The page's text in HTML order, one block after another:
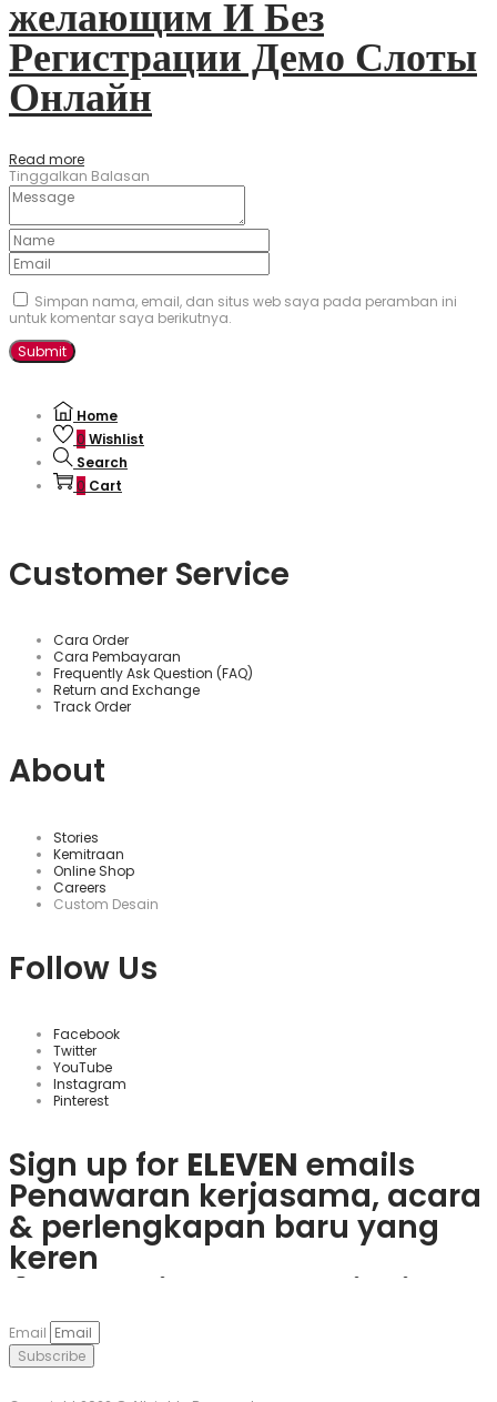
желающим И Без
Регистрации Демо Слоты
Онлайн
Read more
Tinggalkan Balasan
Simpan nama, email, dan situs web saya pada peramban ini
untuk komentar saya berikutnya.
Home
0 Wishlist
Search
0 Cart
Customer Service
Cara Order
Cara Pembayaran
Frequently Ask Question (FAQ)
Return and Exchange
Track Order
About
Stories
Kemitraan
Online Shop
Careers
Custom Desain
Follow Us
Facebook
Twitter
YouTube
Instagram
Pinterest
Sign up for ELEVEN emails
Penawaran kerjasama, acara
& perlengkapan baru yang
keren
Rasakan keseruan plinko slot
dan menangkan hadiah
nyata langsung dari ponsel
Mainkan 1win dan nikmati
berbagai bonus menarik dan
game populer.
Če obožujete vznemirjenje
igralnic, je
mesto. Uživajte v igrah in
muy sencillo y divertido!
Email
Subscribe